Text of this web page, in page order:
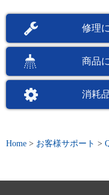
修理
商品
消耗
Home > お客様サポート >